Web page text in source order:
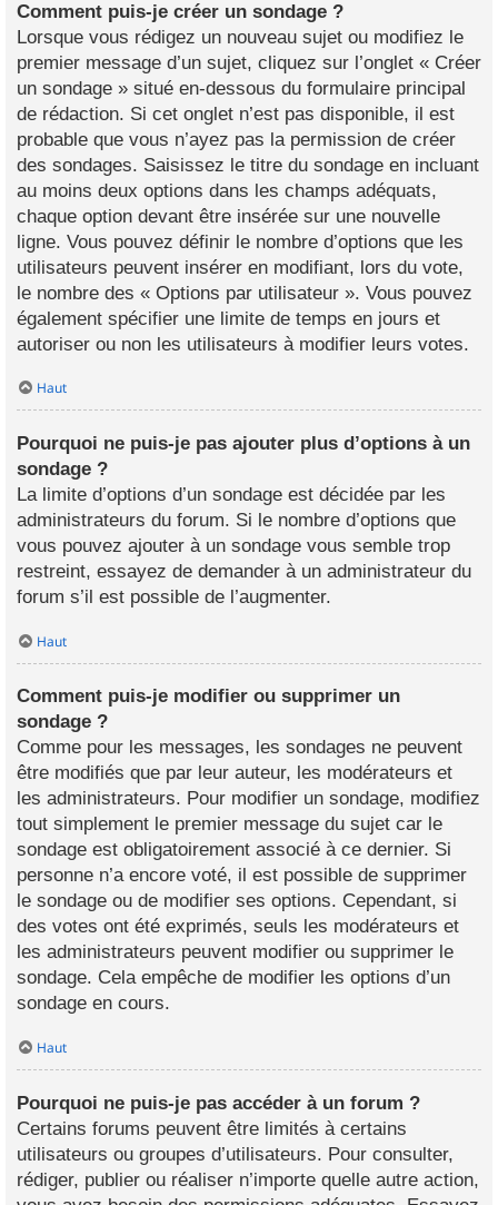
Comment puis-je créer un sondage ?
Lorsque vous rédigez un nouveau sujet ou modifiez le
premier message d’un sujet, cliquez sur l’onglet « Créer
un sondage » situé en-dessous du formulaire principal
de rédaction. Si cet onglet n’est pas disponible, il est
probable que vous n’ayez pas la permission de créer
des sondages. Saisissez le titre du sondage en incluant
au moins deux options dans les champs adéquats,
chaque option devant être insérée sur une nouvelle
ligne. Vous pouvez définir le nombre d’options que les
utilisateurs peuvent insérer en modifiant, lors du vote,
le nombre des « Options par utilisateur ». Vous pouvez
également spécifier une limite de temps en jours et
autoriser ou non les utilisateurs à modifier leurs votes.
Haut
Pourquoi ne puis-je pas ajouter plus d’options à un
sondage ?
La limite d’options d’un sondage est décidée par les
administrateurs du forum. Si le nombre d’options que
vous pouvez ajouter à un sondage vous semble trop
restreint, essayez de demander à un administrateur du
forum s’il est possible de l’augmenter.
Haut
Comment puis-je modifier ou supprimer un
sondage ?
Comme pour les messages, les sondages ne peuvent
être modifiés que par leur auteur, les modérateurs et
les administrateurs. Pour modifier un sondage, modifiez
tout simplement le premier message du sujet car le
sondage est obligatoirement associé à ce dernier. Si
personne n’a encore voté, il est possible de supprimer
le sondage ou de modifier ses options. Cependant, si
des votes ont été exprimés, seuls les modérateurs et
les administrateurs peuvent modifier ou supprimer le
sondage. Cela empêche de modifier les options d’un
sondage en cours.
Haut
Pourquoi ne puis-je pas accéder à un forum ?
Certains forums peuvent être limités à certains
utilisateurs ou groupes d’utilisateurs. Pour consulter,
rédiger, publier ou réaliser n’importe quelle autre action,